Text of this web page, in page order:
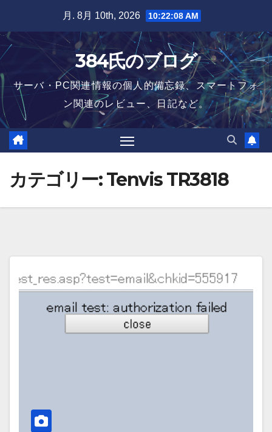
content
月. 8月 10th, 2026 10:22:09 AM
384氏のブログ
サーバ・PC関連情報の個人的備忘録、スマートフォ
ン関連のレビュー、日記など。
カテゴリー:Tenvis TR3818